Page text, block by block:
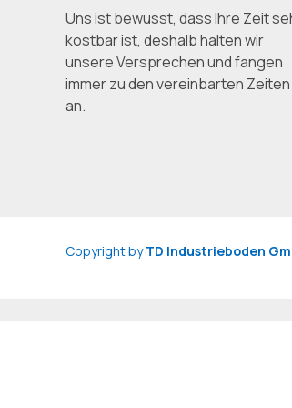
Uns ist bewusst, dass Ihre Zeit
kostbar ist, deshalb halten wir
unsere Versprechen und fangen
immer zu den vereinbarten Zeiten
an.
Copyright byTD Industrieboden